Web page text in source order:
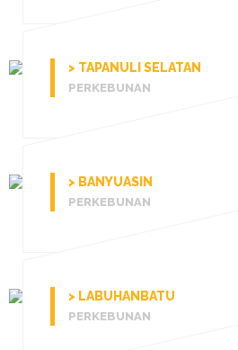
> TAPANULI SELATAN
PERKEBUNAN
> BANYUASIN
PERKEBUNAN
> LABUHANBATU
PERKEBUNAN